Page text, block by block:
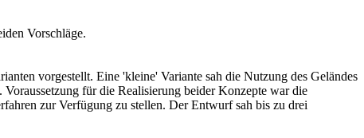
Vorschläge.
vorgestellt. Eine 'kleine' Variante sah die Nutzung des Geländes
für die Realisierung beider Konzepte war die
zur Verfügung zu stellen. Der Entwurf sah bis zu drei